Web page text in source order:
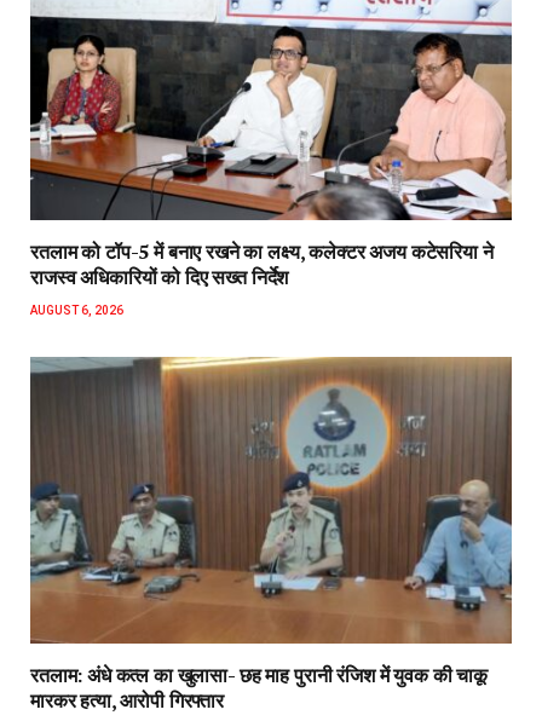
रतलाम को टॉप-5 में बनाए रखने का लक्ष्य, कलेक्टर अजय कटेसरिया ने
राजस्व अधिकारियों को दिए सख्त निर्देश
AUGUST 6, 2026
रतलाम: अंधे कत्ल का खुलासा- छह माह पुरानी रंजिश में युवक की चाकू
मारकर हत्या, आरोपी गिरफ्तार